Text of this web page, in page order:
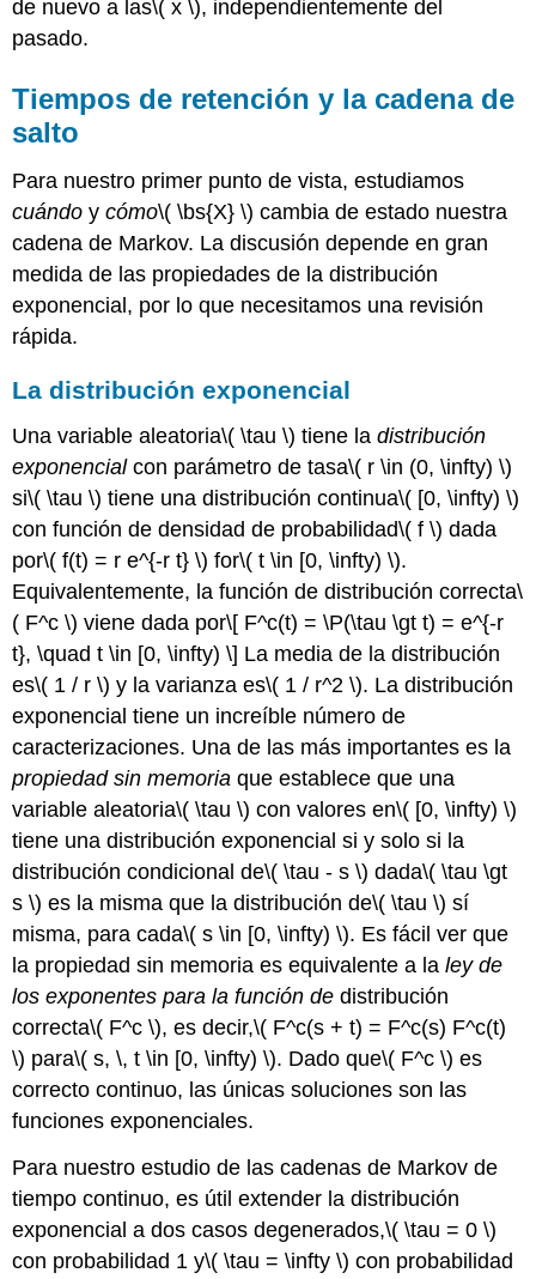
de nuevo a las\( x \), independientemente del
pasado.
Tiempos de retención y la cadena de
salto
Para nuestro primer punto de vista, estudiamos
cuándo ycómo\( \bs{X} \) cambia de estado nuestra
cadena de Markov. La discusión depende en gran
medida de las propiedades de la distribución
exponencial, por lo que necesitamos una revisión
rápida.
La distribución exponencial
Una variable aleatoria\( \tau \) tiene ladistribución
exponencialcon parámetro de tasa\( r \in (0, \infty) \)
si\( \tau \) tiene una distribución continua\( [0, \infty) \)
con función de densidad de probabilidad\( f \) dada
por\( f(t) = r e^{-r t} \) for\( t \in [0, \infty) \).
Equivalentemente, la función de distribución correcta\
( F^c \) viene dada por\[ F^c(t) = \P(\tau \gt t) = e^{-r
t}, \quad t \in [0, \infty) \] La media de la distribución
es\( 1 / r \) y la varianza es\( 1 / r^2 \). La distribución
exponencial tiene un increíble número de
caracterizaciones. Una de las más importantes es la
propiedad sin memoria que establece que una
variable aleatoria\( \tau \) con valores en\( [0, \infty) \)
tiene una distribución exponencial si y solo si la
distribución condicional de\( \tau - s \) dada\( \tau \gt
s \) es la misma que la distribución de\( \tau \) sí
misma, para cada\( s \in [0, \infty) \). Es fácil ver que
la propiedad sin memoria es equivalente a laley de
los exponentes para la función de distribución
correcta\( F^c \), es decir,\( F^c(s + t) = F^c(s) F^c(t)
\) para\( s, \, t \in [0, \infty) \). Dado que\( F^c \) es
correcto continuo, las únicas soluciones son las
funciones exponenciales.
Para nuestro estudio de las cadenas de Markov de
tiempo continuo, es útil extender la distribución
exponencial a dos casos degenerados,\( \tau = 0 \)
con probabilidad 1 y\( \tau = \infty \) con probabilidad